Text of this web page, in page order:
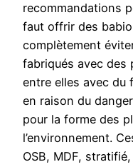
recommandations
faut offrir des
complètement
fabriqués avec des
entre elles avec du
en raison du
pour la forme des
l’environnement.
OSB, MDF,